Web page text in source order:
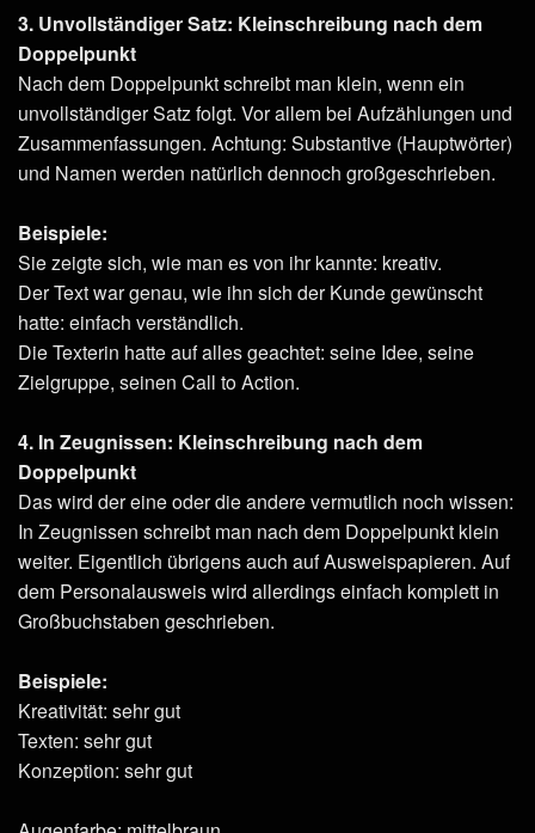
3. Unvollständiger Satz: Kleinschreibung nach dem
Doppelpunkt
Nach dem Doppelpunkt schreibt man klein, wenn ein
unvollständiger Satz folgt. Vor allem bei Aufzählungen und
Zusammenfassungen. Achtung: Substantive (Hauptwörter)
und Namen werden natürlich dennoch großgeschrieben.
Beispiele:
Sie zeigte sich, wie man es von ihr kannte: kreativ.
Der Text war genau, wie ihn sich der Kunde gewünscht
hatte: einfach verständlich.
Die Texterin hatte auf alles geachtet: seine Idee, seine
Zielgruppe, seinen Call to Action.
4. In Zeugnissen: Kleinschreibung nach dem
Doppelpunkt
Das wird der eine oder die andere vermutlich noch wissen:
In Zeugnissen schreibt man nach dem Doppelpunkt klein
weiter. Eigentlich übrigens auch auf Ausweispapieren. Auf
dem Personalausweis wird allerdings einfach komplett in
Großbuchstaben geschrieben.
Beispiele:
Kreativität: sehr gut
Texten: sehr gut
Konzeption: sehr gut